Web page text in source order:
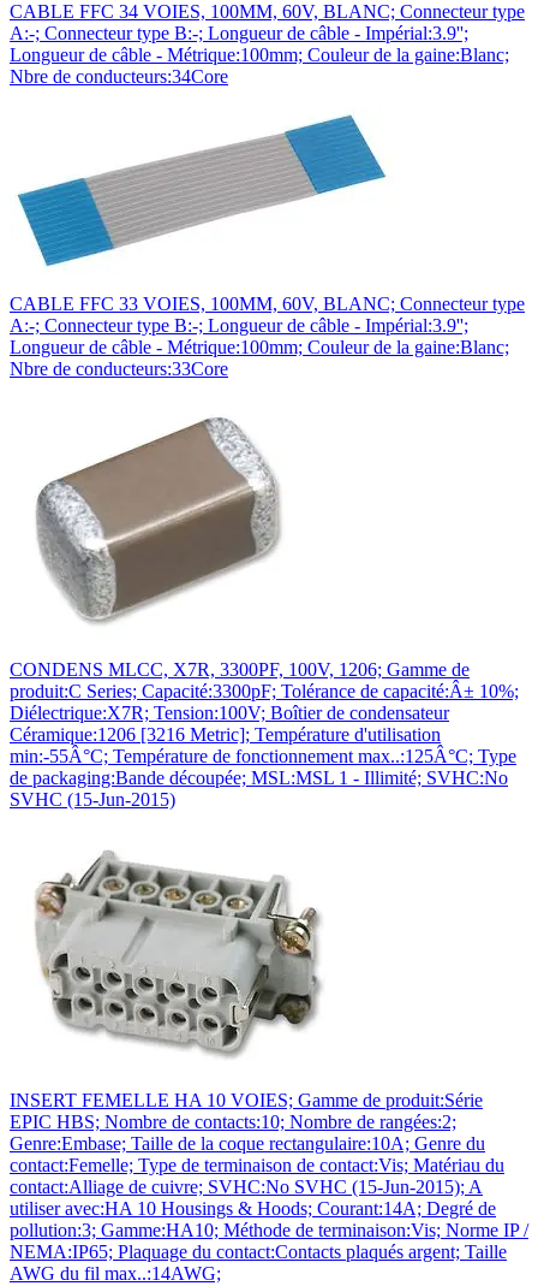
CABLE FFC 34 VOIES, 100MM, 60V, BLANC; Connecteur type
A:-; Connecteur type B:-; Longueur de câble - Impérial:3.9'';
Longueur de câble - Métrique:100mm; Couleur de la gaine:Blanc;
Nbre de conducteurs:34Core
CABLE FFC 33 VOIES, 100MM, 60V, BLANC; Connecteur type
A:-; Connecteur type B:-; Longueur de câble - Impérial:3.9'';
Longueur de câble - Métrique:100mm; Couleur de la gaine:Blanc;
Nbre de conducteurs:33Core
CONDENS MLCC, X7R, 3300PF, 100V, 1206; Gamme de
produit:C Series; Capacité:3300pF; Tolérance de capacité:Â± 10%;
Diélectrique:X7R; Tension:100V; Boîtier de condensateur
Céramique:1206 [3216 Metric]; Température d'utilisation
min:-55Â°C; Température de fonctionnement max..:125Â°C; Type
de packaging:Bande découpée; MSL:MSL 1 - Illimité; SVHC:No
SVHC (15-Jun-2015)
INSERT FEMELLE HA 10 VOIES; Gamme de produit:Série
EPIC HBS; Nombre de contacts:10; Nombre de rangées:2;
Genre:Embase; Taille de la coque rectangulaire:10A; Genre du
contact:Femelle; Type de terminaison de contact:Vis; Matériau du
contact:Alliage de cuivre; SVHC:No SVHC (15-Jun-2015); A
utiliser avec:HA 10 Housings & Hoods; Courant:14A; Degré de
pollution:3; Gamme:HA10; Méthode de terminaison:Vis; Norme IP /
NEMA:IP65; Plaquage du contact:Contacts plaqués argent; Taille
AWG du fil max..:14AWG;